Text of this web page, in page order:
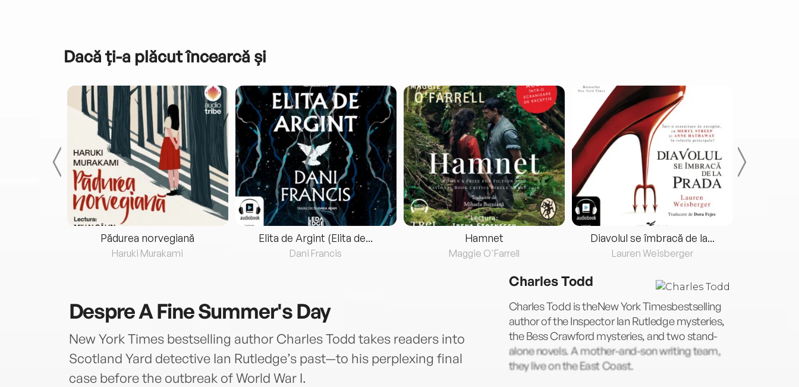
Dacă ți-a plăcut încearcă și
Pădurea norvegiană
Haruki Murakami
Elita de Argint (Elita de...
Dani Francis
Hamnet
Maggie O'Farrell
Diavolul se îmbracă de la...
Lauren Weisberger
DespreA Fine Summer's Day
New York Times bestselling author Charles Todd takes readers into
Scotland Yard detective Ian Rutledge’s past—to his perplexing final
case before the outbreak of World War I.
Charles Todd
Charles Todd is theNew York Timesbestselling
author of the Inspector Ian Rutledge mysteries,
the Bess Crawford mysteries, and two stand-
alone novels. A mother-and-son writing team,
they live on the East Coast.